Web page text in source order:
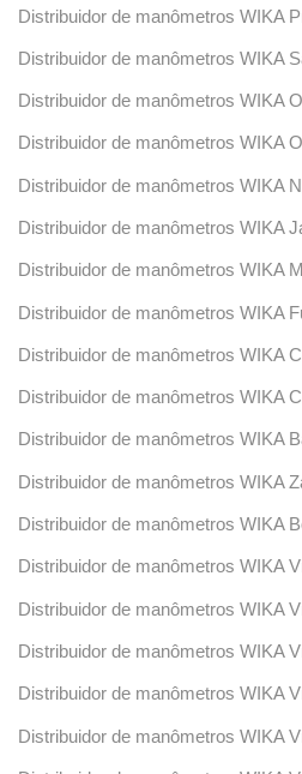
Distribuidor de manômetros WIKA
Distribuidor de manômetros WIKA
Distribuidor de manômetros WIKA
Distribuidor de manômetros WIKA
Distribuidor de manômetros WIKA
Distribuidor de manômetros WIKA
Distribuidor de manômetros WIKA
Distribuidor de manômetros WIKA
Distribuidor de manômetros WIKA
Distribuidor de manômetros WIKA
Distribuidor de manômetros WIKA
Distribuidor de manômetros WIKA
Distribuidor de manômetros WIKA
Distribuidor de manômetros WIKA
Distribuidor de manômetros WIKA
Distribuidor de manômetros WIKA
Distribuidor de manômetros WIKA
Distribuidor de manômetros WIKA